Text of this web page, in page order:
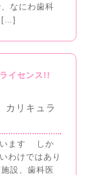
なにわ歯科
[…]
イセンス!!
リキュラ
います しか
わけではあり
設、歯科医